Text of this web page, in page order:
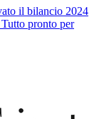
il bilancio 2024
pronto per